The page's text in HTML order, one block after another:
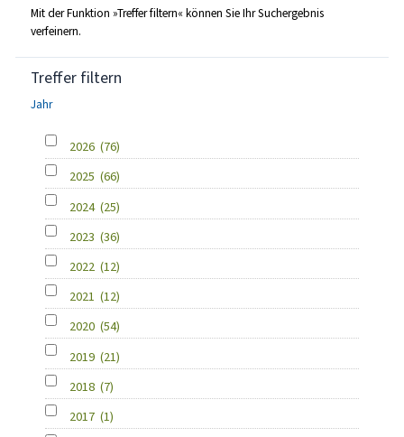
Mit der Funktion »Treffer filtern« können Sie Ihr Suchergebnis
verfeinern.
Treffer filtern
Jahr
2026 (76)
2025 (66)
2024 (25)
2023 (36)
2022 (12)
2021 (12)
2020 (54)
2019 (21)
2018 (7)
2017 (1)